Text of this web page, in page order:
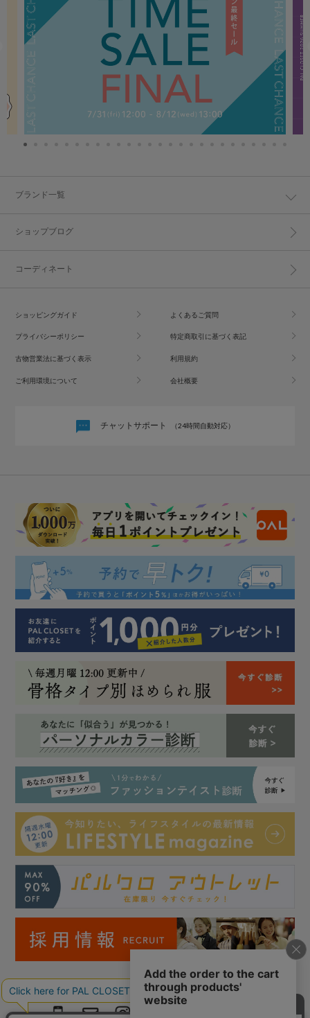
ブランド一覧
ショップブログ
コーディネート
ショッピングガイド よくあるご質問
プライバシーポリシー 特定商取引に基づく表記
古物営業法に基づく表示 利用規約
ご利用環境について 会社概要
チャットサポート （24時間自動対応）